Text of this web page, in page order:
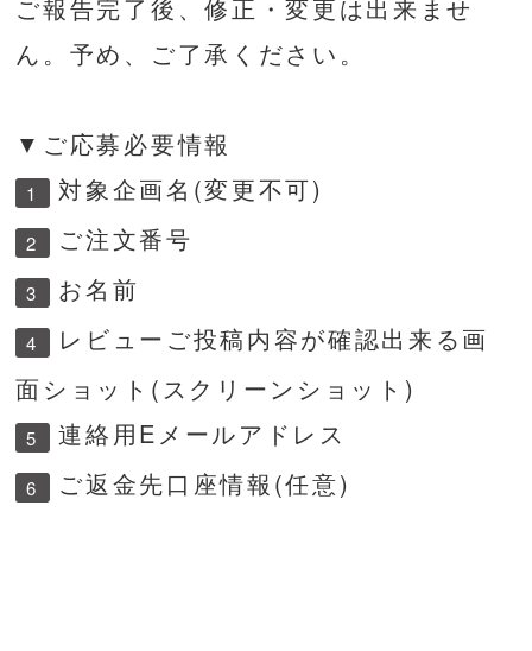
ご報告完了後、修正・変更は出来ませ
ん。予め、ご了承ください。
▼ご応募必要情報
1 対象企画名(変更不可)
2 ご注文番号
3 お名前
4
レビューご投稿内容が確認出来る画
面ショット(スクリーンショット)
5 連絡用Eメールアドレス
6 ご返金先口座情報(任意)